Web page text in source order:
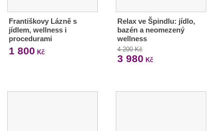
Františkovy Lázně s
jídlem, wellness i
procedurami
1 800 Kč
Relax ve Špindlu: jídlo,
bazén a neomezený
wellness
4 200 Kč
3 980 Kč